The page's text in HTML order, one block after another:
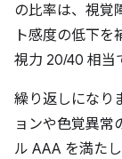
の比率は、視覚
ト感度の低下を
視力 20/40 相当
繰り返しになり
ョンや色覚異常
ル AAA を満た